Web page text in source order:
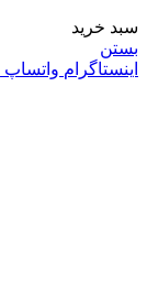
سبد خرید
بستن
اینستاگرام واتساپ